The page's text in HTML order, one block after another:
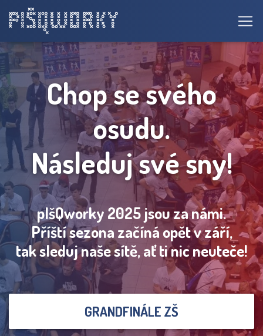
Chop se svého
osudu.
Následuj své sny!
pIšQworky 2025 jsou za námi.
Příští sezona začíná opět v září,
tak sleduj naše sítě, ať ti nic neuteče!
GRANDFINÁLE ZŠ